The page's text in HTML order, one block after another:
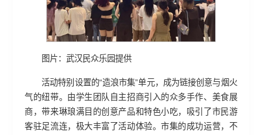
图片：武汉民众乐园提供
活动特别设置的“造浪市集”单元，成为链接创意与烟火
气的纽带。由学生团队自主招商引入的众多手作、美食展
商，带来琳琅满目的创意产品和特色小吃，吸引了市民游
客驻足流连，极大丰富了活动体验。市集的成功运营，不